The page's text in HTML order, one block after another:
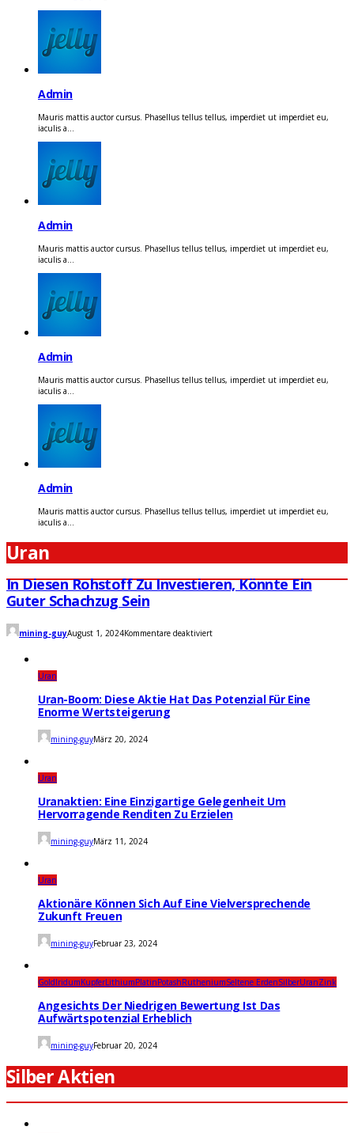
Admin
Mauris mattis auctor cursus. Phasellus tellus tellus, imperdiet ut imperdiet eu,
iaculis a...
Admin
Mauris mattis auctor cursus. Phasellus tellus tellus, imperdiet ut imperdiet eu,
iaculis a...
Admin
Mauris mattis auctor cursus. Phasellus tellus tellus, imperdiet ut imperdiet eu,
iaculis a...
Admin
Mauris mattis auctor cursus. Phasellus tellus tellus, imperdiet ut imperdiet eu,
iaculis a...
Uran
In Diesen Rohstoff Zu Investieren, Könnte Ein
Guter Schachzug Sein
mining-guyAugust 1, 2024Kommentare deaktiviert
In
könnte
ein
Uran
Uran-Boom: Diese Aktie Hat Das Potenzial Für Eine
Enorme Wertsteigerung
mining-guyMärz 20, 2024
Uran
Uranaktien: Eine Einzigartige Gelegenheit Um
Hervorragende Renditen Zu Erzielen
mining-guyMärz 11, 2024
Uran
Aktionäre Können Sich Auf Eine Vielversprechende
Zukunft Freuen
mining-guyFebruar 23, 2024
GoldIridumKupferLithiumPlatinPotashRutheniumSeltene ErdenSilberUranZink
Angesichts Der Niedrigen Bewertung Ist Das
Aufwärtspotenzial Erheblich
mining-guyFebruar 20, 2024
Silber Aktien